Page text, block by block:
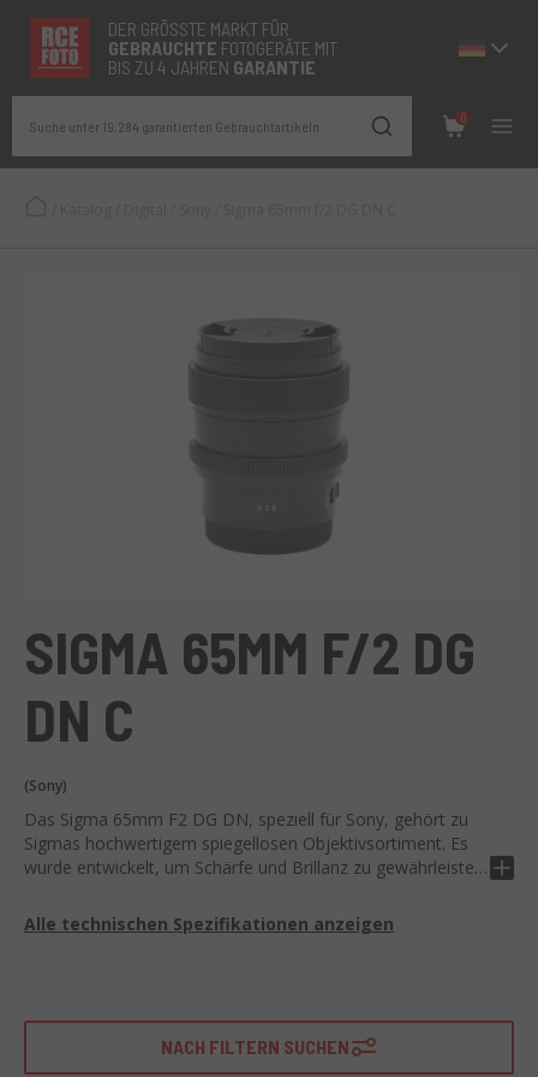
DER GRÖSSTE MARKT FÜR
GEBRAUCHTE FOTOGERÄTE MIT
BIS ZU 4 JAHREN GARANTIE
Suche unter 19.284 garantierten Gebrauchtartikeln
0
SIGMA 65MM F/2 DG
DN C
(Sony)
Das Sigma 65mm F2 DG DN, speziell für Sony, gehört zu
Sigmas hochwertigem spiegellosen Objektivsortiment. Es
wurde entwickelt, um Schärfe und Brillanz zu gewährleisten
Das Sigma 65mm verfügt über eine maximale
Sein schlankes und kompaktes Design erleichtert den
Transport, ohne die Effizienz zu beeinträchtigen.
Alle technischen Spezifikationen anzeigen
NACH FILTERN SUCHEN